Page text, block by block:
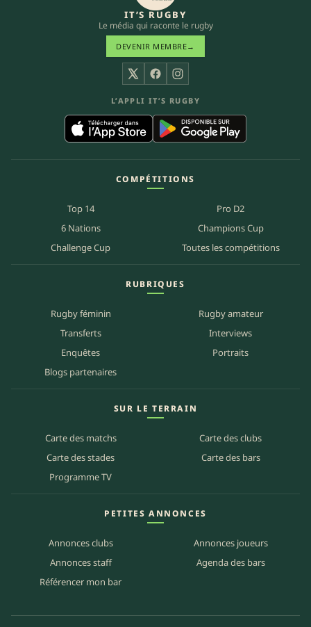
IT’S RUGBY
Le média qui raconte le rugby
DEVENIR MEMBRE→
X FacebookInstagram
L’APPLI IT’S RUGBY
COMPÉTITIONS
Top 14
Pro D2
6 Nations
Champions Cup
Challenge Cup
Toutes les compétitions
RUBRIQUES
Rugby féminin
Rugby amateur
Transferts
Interviews
Enquêtes
Portraits
Blogs partenaires
SUR LE TERRAIN
Carte des matchs
Carte des clubs
Carte des stades
Carte des bars
Programme TV
PETITES ANNONCES
Annonces clubs
Annonces joueurs
Annonces staff
Agenda des bars
Référencer mon bar